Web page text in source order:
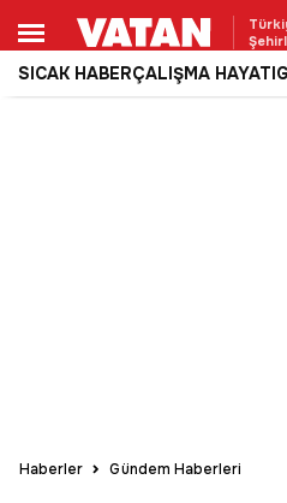
SICAK HABERÇALIŞMA HAYATI
Haberler Gündem Haberleri